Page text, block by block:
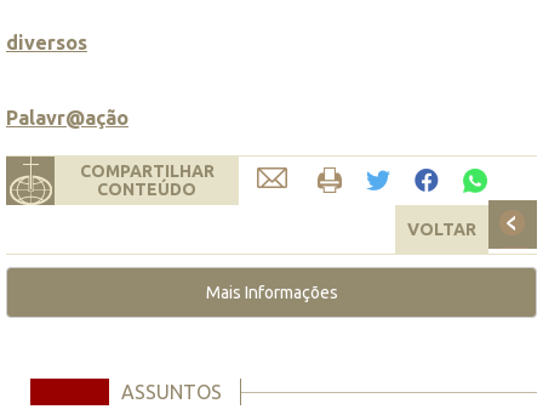
diversos
Palavr@ação
COMPARTILHAR
CONTEÚDO
VOLTAR
Mais Informações
ASSUNTOS